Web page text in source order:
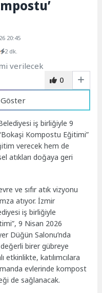
20:45
2 dk.
0
iş birliğiyle 9
Kompostu Eğitimi”
verecek hem de
atıkları doğaya geri
ve sıfır atık vizyonu
atıyor. İzmir
iş birliğiyle
9 Nisan 2026
Düğün Salonu’nda
birer gübreye
katılımcılara
evlerinde kompost
de sağlanacak.